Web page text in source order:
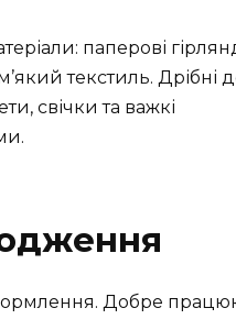
паперові
текстиль. Дрібні
свічки та важкі
Добре